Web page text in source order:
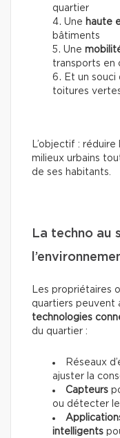
quartier
Une haute
bâtiments
Une
transports en
Et un souci
toitures
L’objectif :
milieux urbains
de ses habitants.
La techno au
Les propriétaires
quartiers peuvent
technologies
du quartier :
Réseaux
ajuster la
Capteurs
ou détecter
intelligents